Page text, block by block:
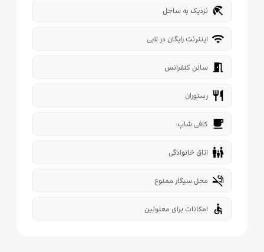
beach_access نزدیک به ساحل
wifi اینترنت رایگان در لابی
meeting_room سالن کنفرانس
restaurant رستوران
local_cafe کافی شاپ
family_restroom اتاق خانوادگی
smoke_free محل سیگار ممنوع
accessible امکانات برای معلولین